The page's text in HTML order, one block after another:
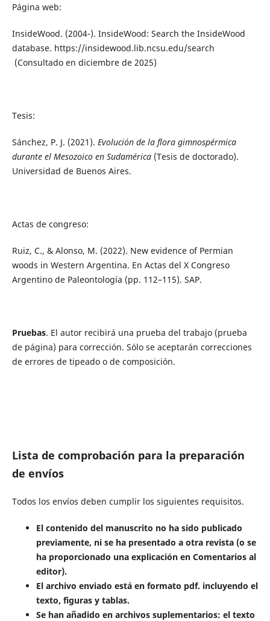
Página web:
InsideWood. (2004-). InsideWood: Search the InsideWood
database. https://insidewood.lib.ncsu.edu/search
(Consultado en diciembre de 2025)
Tesis:
Sánchez, P. J. (2021). Evolución de la flora gimnospérmica
durante el Mesozoico en Sudamérica(Tesis de doctorado).
Universidad de Buenos Aires.
Actas de congreso:
Ruiz, C., & Alonso, M. (2022). New evidence of Permian
woods in Western Argentina. En Actas del X Congreso
Argentino de Paleontología (pp. 112–115). SAP.
Pruebas. El autor recibirá una prueba del trabajo (prueba
de página) para corrección. Sólo se aceptarán correcciones
de errores de tipeado o de composición.
Lista de comprobación para la preparación
de envíos
Todos los envíos deben cumplir los siguientes requisitos.
El contenido del manuscrito no ha sido publicado
previamente, ni se ha presentado a otra revista (o se
ha proporcionado una explicación en Comentarios al
editor).
El archivo enviado está en formato pdf. incluyendo el
texto, figuras y tablas.
Se han añadido en archivos suplementarios: el texto